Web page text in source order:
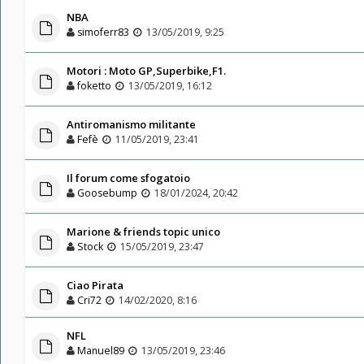
NBA
simoferr83 13/05/2019, 9:25
Motori : Moto GP,Superbike,F1.
foketto 13/05/2019, 16:12
Antiromanismo militante
Fefè 11/05/2019, 23:41
Il forum come sfogatoio
Goosebump 18/01/2024, 20:42
Marione & friends topic unico
Stock 15/05/2019, 23:47
Ciao Pirata
Cri72 14/02/2020, 8:16
NFL
Manuel89 13/05/2019, 23:46